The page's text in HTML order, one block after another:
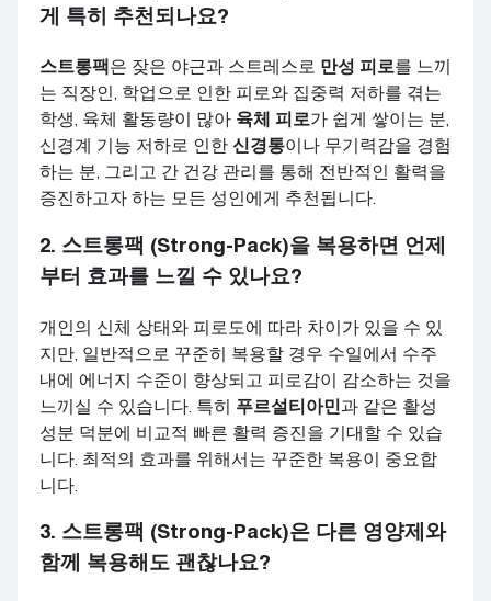
게 특히 추천되나요?
스트롱팩은 잦은 야근과 스트레스로 만성 피로를 느끼
는 직장인, 학업으로 인한 피로와 집중력 저하를 겪는
학생, 육체 활동량이 많아 육체 피로가 쉽게 쌓이는 분,
신경계 기능 저하로 인한 신경통이나 무기력감을 경험
하는 분, 그리고 간 건강 관리를 통해 전반적인 활력을
증진하고자 하는 모든 성인에게 추천됩니다.
2. 스트롱팩 (Strong-Pack)을 복용하면 언제
부터 효과를 느낄 수 있나요?
개인의 신체 상태와 피로도에 따라 차이가 있을 수 있
지만, 일반적으로 꾸준히 복용할 경우 수일에서 수주
내에 에너지 수준이 향상되고 피로감이 감소하는 것을
느끼실 수 있습니다. 특히 푸르설티아민과 같은 활성
성분 덕분에 비교적 빠른 활력 증진을 기대할 수 있습
니다. 최적의 효과를 위해서는 꾸준한 복용이 중요합
니다.
3. 스트롱팩 (Strong-Pack)은 다른 영양제와
함께 복용해도 괜찮나요?